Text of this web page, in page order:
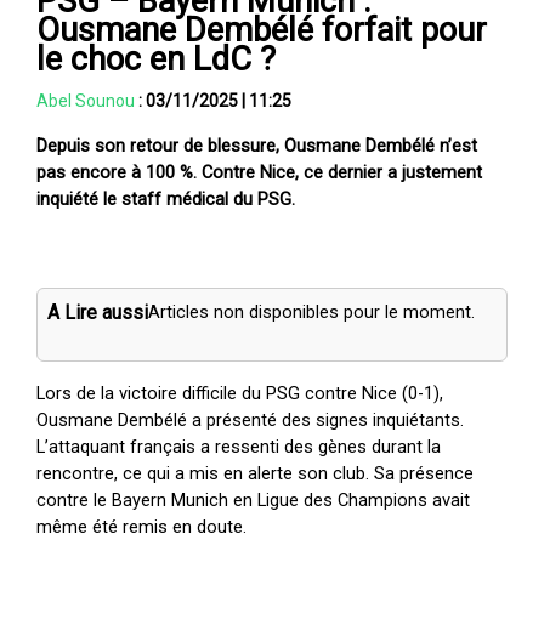
Ousmane Dembélé forfait pour
le choc en LdC ?
Abel Sounou :03/11/2025| 11:25
Depuis son retour de blessure, Ousmane Dembélé n’est
pas encore à 100 %. Contre Nice, ce dernier a justement
inquiété le staff médical du PSG.
A Lire aussiArticles non disponibles pour le moment.
Lors de la victoire difficile du PSG contre Nice (0-1),
Ousmane Dembélé a présenté des signes inquiétants.
L’attaquant français a ressenti des gènes durant la
rencontre, ce qui a mis en alerte son club. Sa présence
contre le Bayern Munich en Ligue des Champions avait
même été remis en doute.